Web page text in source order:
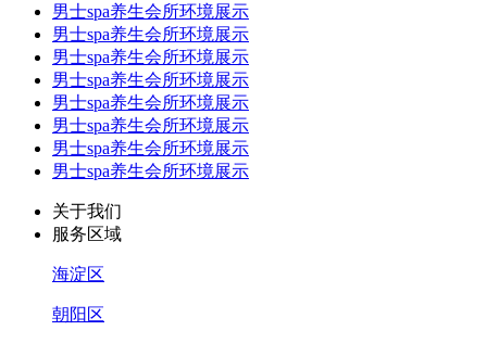
男士spa养生会所环境展示
男士spa养生会所环境展示
男士spa养生会所环境展示
男士spa养生会所环境展示
男士spa养生会所环境展示
男士spa养生会所环境展示
男士spa养生会所环境展示
男士spa养生会所环境展示
关于我们
服务区域
海淀区
朝阳区